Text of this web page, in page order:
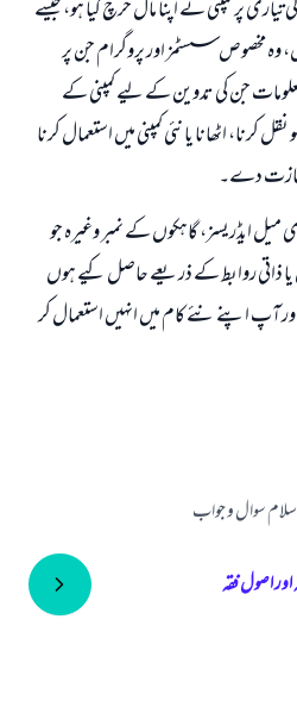
پر کمپنی نے اپنا مال خرچ کیا ہو، جیسے
وہ مخصوص سسٹمز اور پروگرام جن پر
معلومات جن کی تدوین کے لیے کمپنی کے
کرنا، اٹھانا یا نئی کمپنی میں استعمال کرنا
اجازت دے۔
ایڈریسز، گاہکوں کے نمبر وغیرہ جو
ذاتی روابط کے ذریعے حاصل کیے ہوں
آپ اپنے نئے کام میں انہیں استعمال کر
سوال و جواب
اور اصول فقہ